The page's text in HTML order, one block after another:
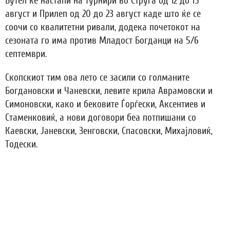
август и Прилеп од 20 до 23 август каде што ќе се
соочи со квалитетни ривали, додека почетокот на
сезоната го има против Младост Богданци на 5/6
септември.
Скопскиот тим ова лето се засили со голманите
Богдановски и Чаневски, левите крила Аврамовски и
Симоновски, како и бековите Ѓорѓески, Аксентиев и
Стаменковиќ, а нови договори беа потпишани со
Каевски, Јаневски, Зенговски, Спасовски, Михајловиќ,
Тодески.